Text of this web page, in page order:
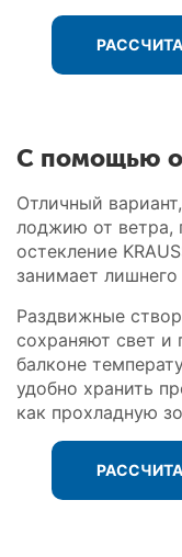
С помощью
Отличный
лоджию от ветра,
остекление
занимает
Раздвижные
сохраняют свет и
балконе
удобно хранить
как прохладную